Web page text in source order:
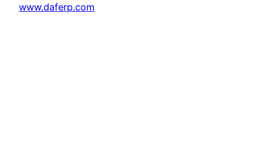
www.daferp.com